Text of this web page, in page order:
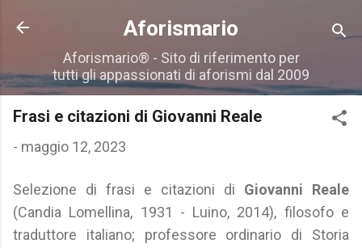
Passa ai contenuti principali
Aforismario
Aforismario® - Sito di riferimento per
tutti gli appassionati di aforismi dal 2009
Frasi e citazioni di Giovanni Reale
- maggio 12, 2023
Selezione di frasi e citazioni di Giovanni Reale
(Candia Lomellina, 1931 - Luino, 2014), filosofo e
traduttore italiano; professore ordinario di Storia